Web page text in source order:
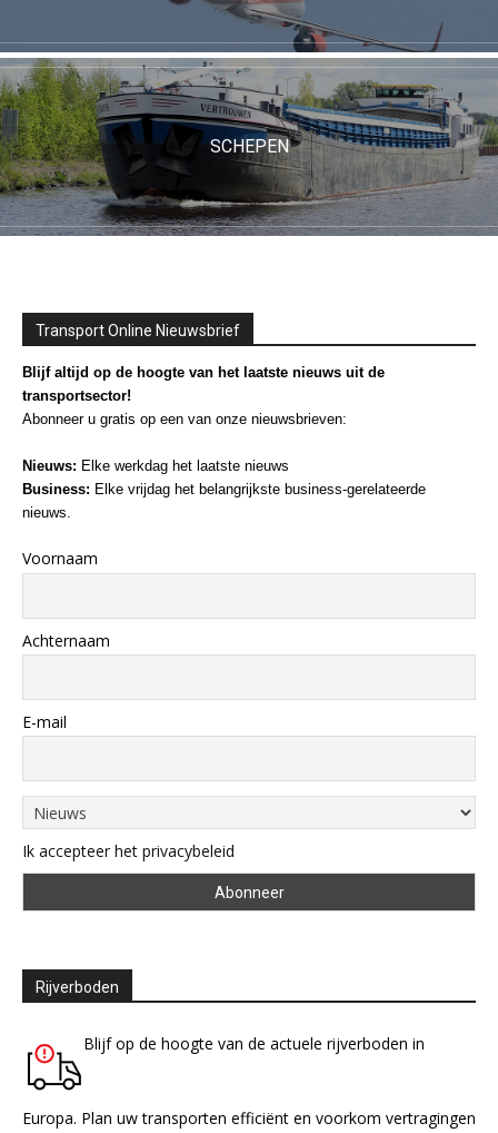
SCHEPEN
Transport Online Nieuwsbrief
Blijf altijd op de hoogte van het laatste nieuws uit de
transportsector!
Abonneer u gratis op een van onze nieuwsbrieven:
Nieuws: Elke werkdag het laatste nieuws
Business: Elke vrijdag het belangrijkste business-gerelateerde
nieuws.
Voornaam
Achternaam
E-mail
Ik accepteer het privacybeleid
Rijverboden
Blijf op de hoogte van de actuele rijverboden in
Europa. Plan uw transporten efficiënt en voorkom vertragingen